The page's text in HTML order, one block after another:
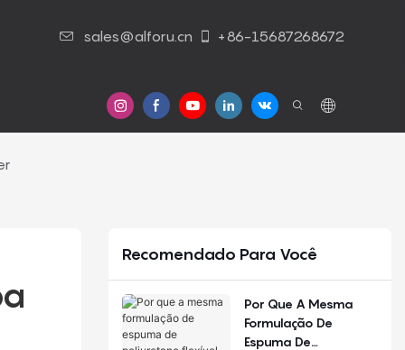
sales@alforu.cn +86-15687268672
Conosco
Recomendado Para Você
Por Que A Mesma
Formulação De
Espuma De